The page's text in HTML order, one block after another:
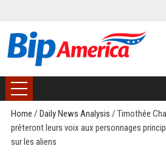
Home / Daily News Analysis / Timothée
prêteront leurs voix aux personnages
sur les aliens